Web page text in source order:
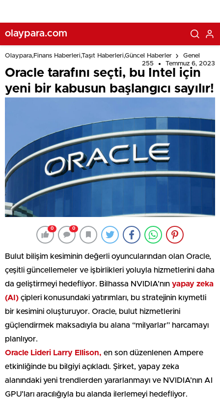
olaypara.com
Olaypara,Finans Haberleri,Taşıt Haberleri,Güncel Haberler
Genel
255
Temmuz 6, 2023
Oracle tarafını seçti, bu Intel için
yeni bir kabusun başlangıcı sayılır!
0 0
Bulut bilişim kesiminin değerli oyuncularından olan Oracle,
çeşitli güncellemeler ve işbirlikleri yoluyla hizmetlerini daha
da geliştirmeyi hedefliyor. Bilhassa NVIDIA’nın yapay zeka
(AI) çipleri konusundaki yatırımları, bu stratejinin kıymetli
bir kesimini oluşturuyor. Oracle, bulut hizmetlerini
güçlendirmek maksadıyla bu alana “milyarlar” harcamayı
planlıyor.
Oracle Lideri Larry Ellison, en son düzenlenen Ampere
etkinliğinde bu bilgiyi açıkladı. Şirket, yapay zeka
alanındaki yeni trendlerden yararlanmayı ve NVIDIA’nın AI
GPU’ları aracılığıyla bu alanda ilerlemeyi hedefliyor.